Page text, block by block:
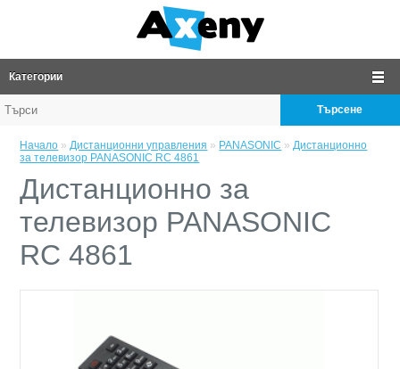
Категории
Търсене
Начало »Дистанционни управления » PANASONIC »Дистанционно
за телевизор PANASONIC RC 4861
Дистанционно за
телевизор PANASONIC
RC 4861